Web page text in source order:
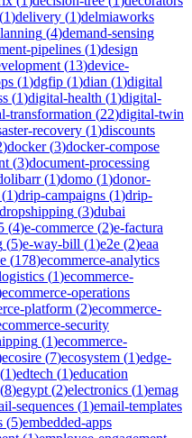
(1)delivery (1)delmiaworks
(4)demand-sensing
pipelines (1)design
(13)device-
(1)dgfip (1)dian (1)digital
(1)digital-health (1)digital-
transformation (22)digital-twin
recovery (1)discounts
)docker(3)docker-compose
(3)document-processing
(1)domo (1)donor-
(1)drip-campaigns (1)drip-
dropshipping (3)dubai
(4)e-commerce (2)e-factura
(5)e-way-bill (1)e2e (2)eaa
(178)ecommerce-analytics
(1)ecommerce-
ecommerce-operations
platform (2)ecommerce-
security
(1)ecommerce-
ecosire (7)ecosystem (1)edge-
1)edtech (1)education
(8)egypt (2)electronics (1)emag
sequences (1)email-templates
(5)embedded-apps